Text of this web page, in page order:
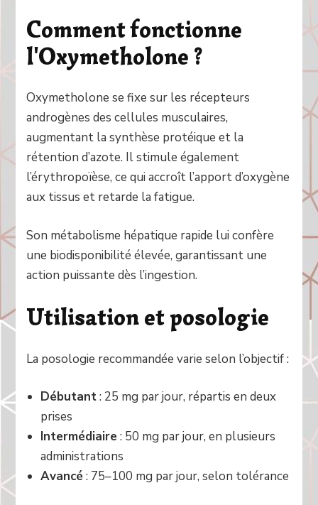
Comment fonctionne
l'Oxymetholone ?
Oxymetholone se fixe sur les récepteurs
androgènes des cellules musculaires,
augmentant la synthèse protéique et la
rétention d’azote. Il stimule également
l’érythropoïèse, ce qui accroît l’apport d’oxygène
aux tissus et retarde la fatigue.
Son métabolisme hépatique rapide lui confère
une biodisponibilité élevée, garantissant une
action puissante dès l’ingestion.
Utilisation et posologie
La posologie recommandée varie selon l’objectif :
Débutant: 25 mg par jour, répartis en deux
prises
Intermédiaire: 50 mg par jour, en plusieurs
administrations
Avancé: 75–100 mg par jour, selon tolérance